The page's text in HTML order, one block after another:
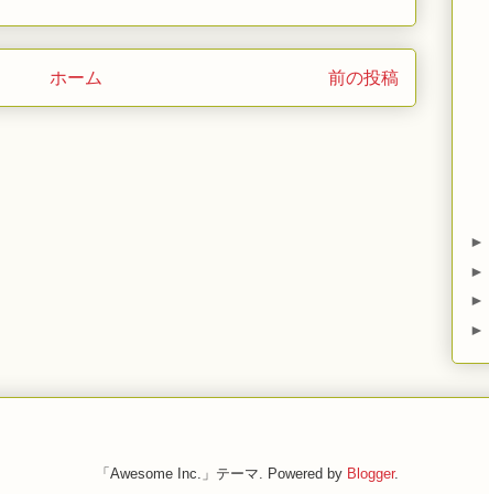
前の投稿
ホーム
►
►
►
►
「Awesome Inc.」テーマ. Powered by Blogger.